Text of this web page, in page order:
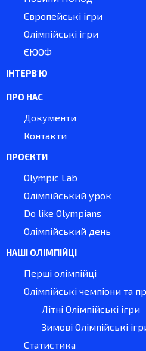
Європейські ігри
Олімпійські ігри
ЄЮОФ
ІНТЕРВ'Ю
ПРО НАС
Документи
Контакти
ПРОЄКТИ
Olympic Lab
Олімпійський урок
Do like Olympians
Олімпійський день
НАШІ ОЛІМПІЙЦІ
Перші олімпійці
Олімпійські чемпіони та
Літні Олімпійські ігри
Зимові Олімпійські
Статистика